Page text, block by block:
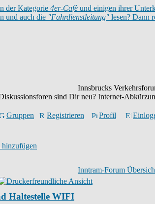
der Kategorie 4er-Cafè und einigen ihrer
und auch die "Fahrdienstleitung" lesen? Dann
Innsbrucks
sind Dir neu? Internet-
Gruppen Registrieren Profil
Inntram-Forum
Haltestelle WIFI